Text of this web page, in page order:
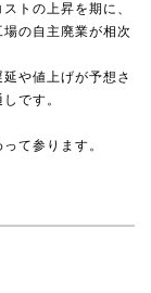
トの上昇を期に、
の自主廃業が相次
や値上げが予想さ
です。
て参ります。